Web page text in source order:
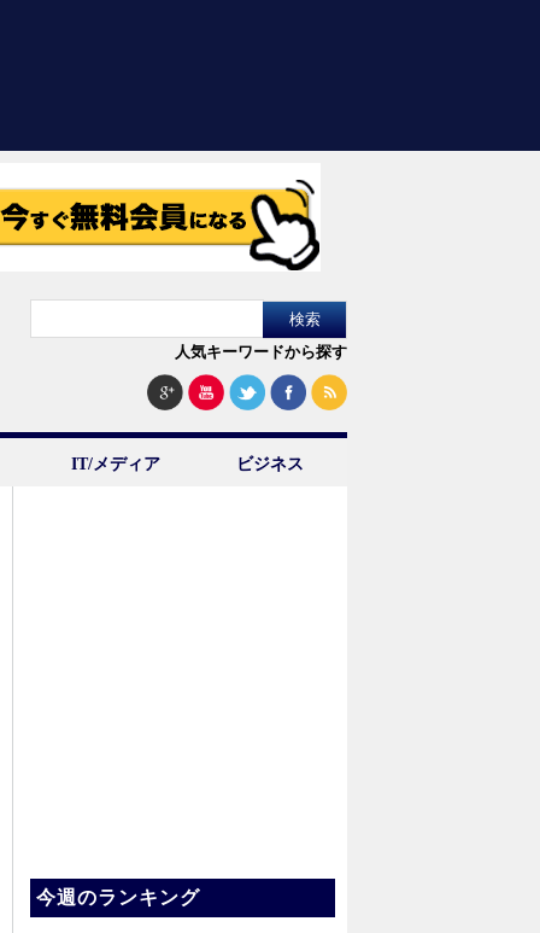
人気キーワードから探す
IT/メディア ビジネス
今週のランキング